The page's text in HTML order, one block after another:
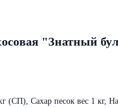
"Знатный
Сахар песок вес 1 кг,